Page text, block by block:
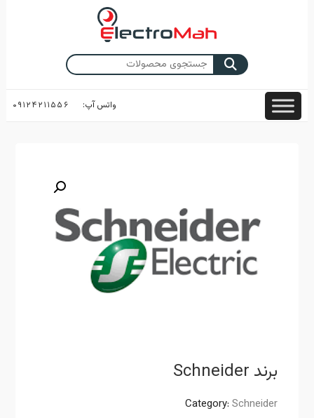
جستجو
برای:
واتس آپ: ۰۹۱۲۴۲۱۱۵۵۶
برند Schneider
Category:Schneider